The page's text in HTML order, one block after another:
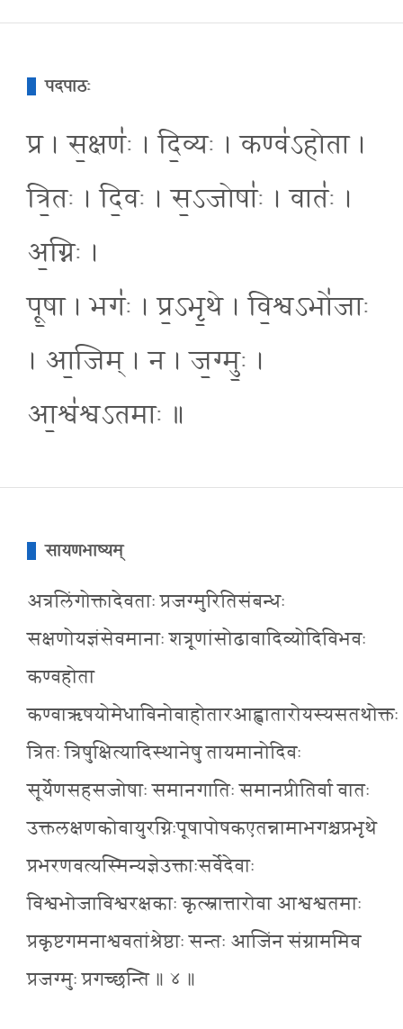
पदपाठः
प्र । स॒क्षणः॑ । दि॒व्यः । कण्व॑ऽहोता ।
त्रि॒तः । दि॒वः । स॒ऽजोषाः॑ । वातः॑ ।
अ॒ग्निः ।
पू॒षा । भगः॑ । प्र॒ऽभृ॒थे । वि॒श्वऽभो॑जाः
। आ॒जिम् । न । ज॒ग्मुः॒ ।
आ॒श्व॑श्वऽतमाः ॥
सायणभाष्यम्
अत्रलिंगोक्तादेवताः प्रजग्मुरितिसंबन्धः
सक्षणोयज्ञंसेवमानाः शत्रूणांसोढावादिव्योदिविभवः
कण्वहोता
कण्वाऋषयोमेधाविनोवाहोतारआह्वातारोयस्यसतथोक्तः
त्रितः त्रिषुक्षित्यादिस्थानेषु तायमानोदिवः
सूर्येणसहसजोषाः समानगातिः समानप्रीतिर्वा वातः
उक्तलक्षणकोवायुरग्निःपूषापोषकएतन्नामाभगश्चप्रभृथे
प्रभरणवत्यस्मिन्यज्ञेउक्ताःसर्वेदेवाः
विश्वभोजाविश्वरक्षकाः कृत्स्नात्तारोवा आश्वश्वतमाः
प्रकृष्टगमनाश्ववतांश्रेष्ठाः सन्तः आजिंन संग्राममिव
प्रजग्मुः प्रगच्छन्ति ॥ ४ ॥